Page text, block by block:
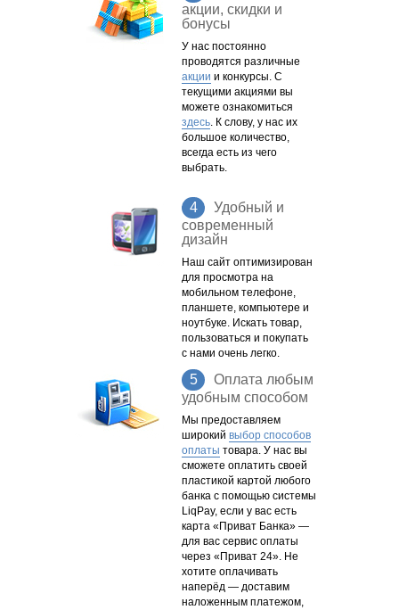
акции, скидки и
бонусы
У нас постоянно
проводятся различные
акции и конкурсы. С
текущими акциями вы
можете ознакомиться
здесь. К слову, у нас их
большое количество,
всегда есть из чего
выбрать.
4
Удобный и
современный
дизайн
Наш сайт оптимизирован
для просмотра на
мобильном телефоне,
планшете, компьютере и
ноутбуке. Искать товар,
пользоваться и покупать
с нами очень легко.
5
Оплата любым
удобным способом
Мы предоставляем
широкий выбор способов
оплаты товара. У нас вы
сможете оплатить своей
пластикой картой любого
банка с помощью системы
LiqPay, если у вас есть
карта «Приват Банка» —
для вас сервис оплаты
через «Приват 24». Не
хотите оплачивать
наперёд — доставим
наложенным платежом,